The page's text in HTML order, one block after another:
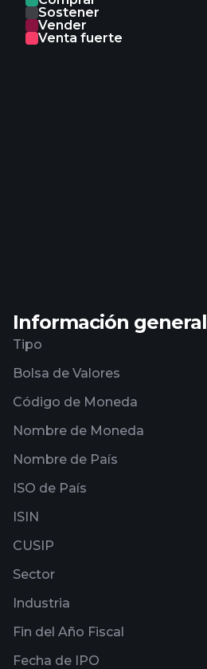
Sostener
Vender
Venta fuerte
Información general
Tipo
Bolsa de Valores
Código de Moneda
Nombre de Moneda
Nombre de País
ISO de País
ISIN
CUSIP
Sector
Industria
Fin del Año Fiscal
Fecha de IPO